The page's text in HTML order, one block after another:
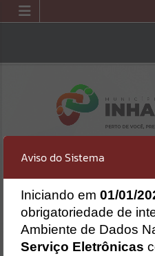
ENVIAR PROPOSTA
DE LICITAÇÕES
Aviso do Sistema
Iniciando em 01/01/
obrigatoriedade de
Ambiente de Dados
Serviço Eletrônicas
Erro